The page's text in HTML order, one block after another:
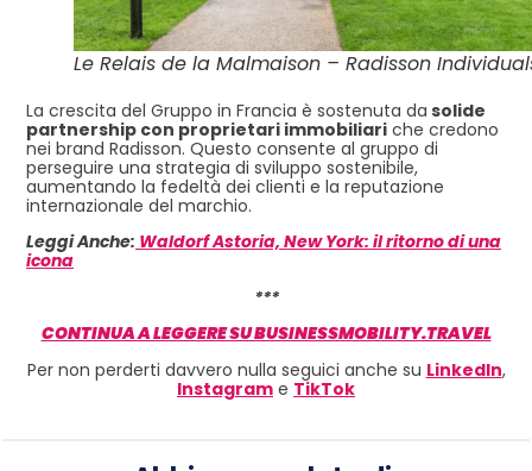
Le Relais de la Malmaison – Radisson
La crescita del Gruppo in Francia è sostenuta da solide
partnership con proprietari immobiliari che credono
nei brand Radisson. Questo consente al gruppo di
perseguire una strategia di sviluppo sostenibile,
aumentando la fedeltà dei clienti e la reputazione
internazionale del marchio.
Leggi Anche: Waldorf Astoria, New York: il ritorno di una
icona
***
CONTINUA A LEGGERE SU BUSINESSMOBILITY.TRAVEL
Per non perderti davvero nulla seguici anche su LinkedIn,
Instagram e TikTok